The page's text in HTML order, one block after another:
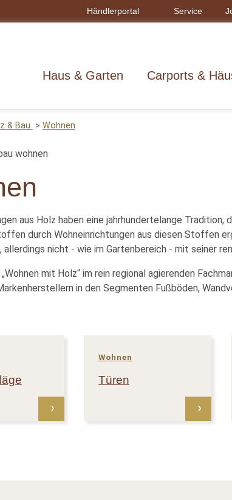
Händlerportal Service
Haus & Garten Carports &
& Bau Wohnen
aus Holz haben eine jahrhundertelange
durch Wohneinrichtungen aus diesen Stoffen
nicht - wie im Gartenbereich - mit seiner
mit Holz“ im rein regional agierenden
in den Segmenten Fußböden,
Wohnen
Türen